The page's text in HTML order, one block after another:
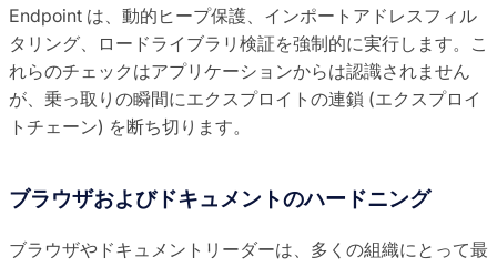
Endpoint は、動的ヒープ保護、インポートアドレスフィル
タリング、ロードライブラリ検証を強制的に実行します。こ
れらのチェックはアプリケーションからは認識されません
が、乗っ取りの瞬間にエクスプロイトの連鎖 (エクスプロイ
トチェーン) を断ち切ります。
ブラウザおよびドキュメントのハードニング
ブラウザやドキュメントリーダーは、多くの組織にとって最